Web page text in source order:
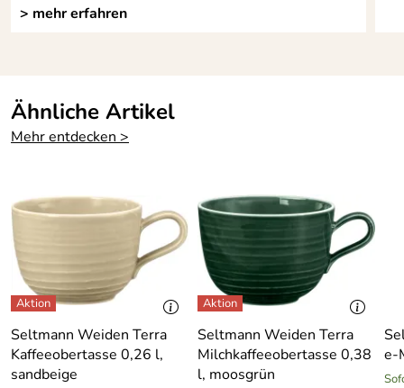
> mehr erfahren
Ähnliche Artikel
Mehr entdecken >
Seltmann Weiden Terra
Kaffeeobertasse 0,26 l,
sandbeige
Seltmann Weiden Terra
Milchkaffeeobertasse 0,38
l, moosgrün
e-